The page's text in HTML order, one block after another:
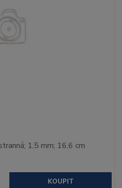
1,5 mm; 16,6 cm
KOUPIT